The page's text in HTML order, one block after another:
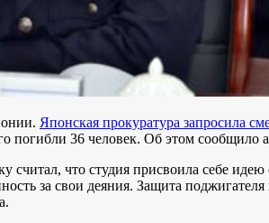
Японская прокуратура запросила
погибли 36 человек. Об этом сообщило
что студия присвоила себе
за свои деяния. Защита